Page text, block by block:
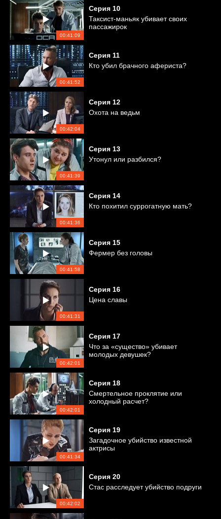
00:41:09
Серия 10
Таксист-маньяк убивает своих
пассажирок
00:41:52
Серия 11
Кто убил брачного афериста?
00:42:04
Серия 12
Охота на ведьм
00:41:39
Серия 13
Утонул или разбился?
00:41:36
Серия 14
Кто похитил суррогатную мать?
00:41:58
Серия 15
Фермер без головы
00:41:31
Серия 16
Цена славы
00:42:01
Серия 17
Что за «существо» убивает
молодых девушек?
00:42:01
Серия 18
Смертельное проклятие или
холодный расчет?
00:41:34
Серия 19
Загадочное убийство известной
актрисы
00:42:02
Серия 20
Стас расследует убийство подруги